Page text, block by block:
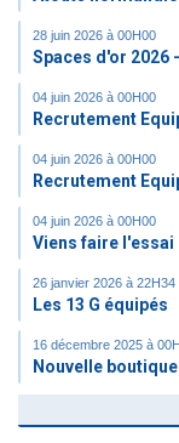
28 juin 2026 à 00H00
Spaces d'or 2026
04 juin 2026 à 00H00
Recrutement
04 juin 2026 à 00H00
Recrutement
04 juin 2026 à 00H00
Viens faire l'essai
26 janvier 2026 à 22H34
Les 13 G équipés
16 décembre 2025 à
Nouvelle